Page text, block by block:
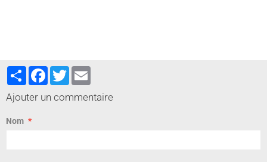
PartagerFacebook
Twitter
Ajouter un commentaire
Nom